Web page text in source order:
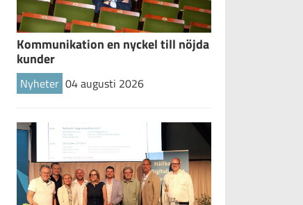
Kommunikation en nyckel till nöjda
kunder
Nyheter 04 augusti 2026